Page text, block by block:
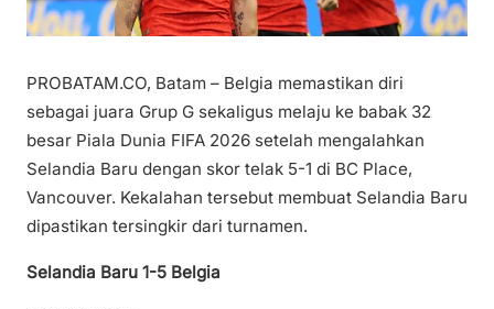
PROBATAM.CO, Batam – Belgia memastikan diri
sebagai juara Grup G sekaligus melaju ke babak 32
besar Piala Dunia FIFA 2026 setelah mengalahkan
Selandia Baru dengan skor telak 5-1 di BC Place,
Vancouver. Kekalahan tersebut membuat Selandia Baru
dipastikan tersingkir dari turnamen.
Selandia Baru 1-5 Belgia